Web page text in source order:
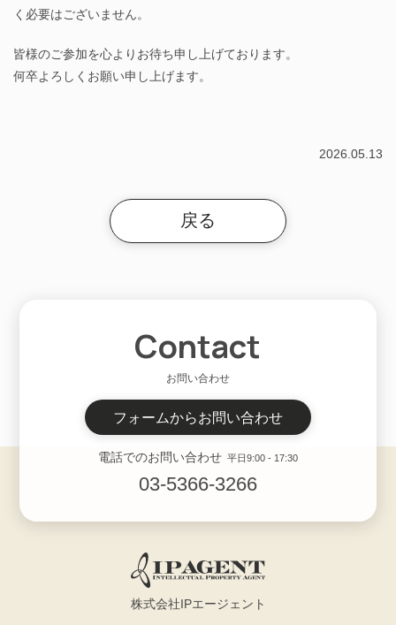
く必要はございません。
皆様のご参加を心よりお待ち申し上げております。
何卒よろしくお願い申し上げます。
2026.05.13
戻る
Contact
お問い合わせ
フォームからお問い合わせ
電話でのお問い合わせ 平日9:00 - 17:30
03-5366-3266
株式会社IPエージェント